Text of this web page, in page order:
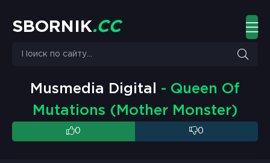
S BO R N K.CC
Musmedia Digital - Queen Of
Mutations (Mother Monster)
0 0